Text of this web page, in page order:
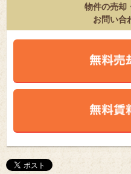
物件の売却
お問い合